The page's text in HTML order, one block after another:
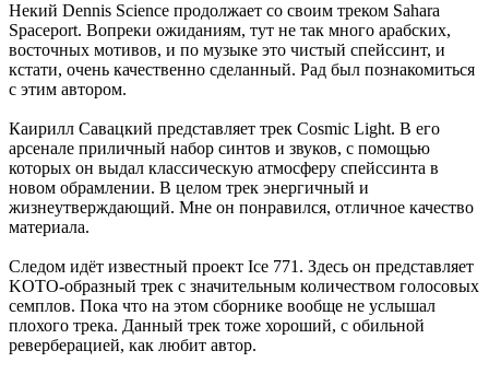
Некий Dennis Science продолжает со своим треком Sahara
Spaceport. Вопреки ожиданиям, тут не так много арабских,
восточных мотивов, и по музыке это чистый спейссинт, и
кстати, очень качественно сделанный. Рад был познакомиться
с этим автором.
Каирилл Савацкий представляет трек Cosmic Light. В его
арсенале приличный набор синтов и звуков, с помощью
которых он выдал классическую атмосферу спейссинта в
новом обрамлении. В целом трек энергичный и
жизнеутверждающий. Мне он понравился, отличное качество
материала.
Следом идёт известный проект Ice 771. Здесь он представляет
KOTO-образный трек с значительным количеством голосовых
семплов. Пока что на этом сборнике вообще не услышал
плохого трека. Данный трек тоже хороший, с обильной
реверберацией, как любит автор.